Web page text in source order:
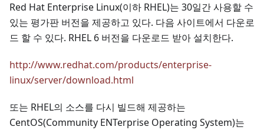
Red Hat Enterprise Linux(이하 RHEL)는 30일간 사용할 수
있는 평가판 버전을 제공하고 있다. 다음 사이트에서 다운로
드 할 수 있다. RHEL 6 버전을 다운로드 받아 설치한다.
http://www.redhat.com/products/enterprise-
linux/server/download.html
또는 RHEL의 소스를 다시 빌드해 제공하는
CentOS(Community ENTerprise Operating System)는